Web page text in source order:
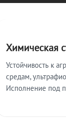
Химическая
Устойчивость к
средам,
Исполнение под